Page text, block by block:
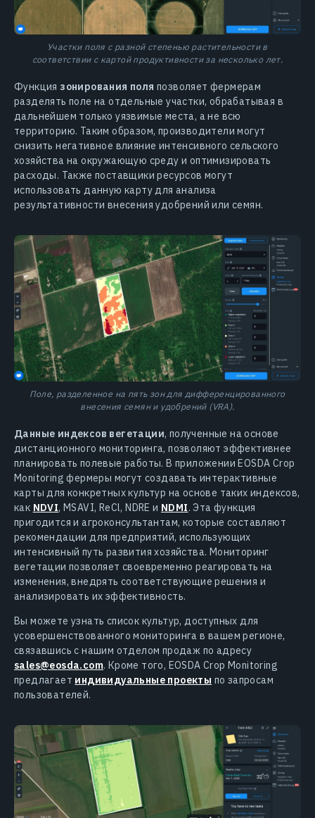
Участки поля с разной степенью растительности в
соответствии с картой продуктивности за несколько лет.
Функциязонирования поля позволяет фермерам
разделять поле на отдельные участки, обрабатывая в
дальнейшем только уязвимые места, а не всю
территорию. Таким образом, производители могут
снизить негативное влияние интенсивного сельского
хозяйства на окружающую среду и оптимизировать
расходы. Также поставщики ресурсов могут
использовать данную карту для анализа
результативности внесения удобрений или семян.
Поле, разделенное на пять зон для дифференцированного
внесения семян и удобрений (VRA).
Данные индексов вегетации, полученные на основе
дистанционного мониторинга, позволяют эффективнее
планировать полевые работы. В приложении EOSDA Crop
Monitoring фермеры могут создавать интерактивные
карты для конкретных культур на основе таких индексов,
как NDVI, MSAVI, ReCl, NDRE и NDMI. Эта функция
пригодится и агроконсультантам, которые составляют
рекомендации для предприятий, использующих
интенсивный путь развития хозяйства. Мониторинг
вегетации позволяет своевременно реагировать на
изменения, внедрять соответствующие решения и
анализировать их эффективность.
Вы можете узнать список культур, доступных для
усовершенствованного мониторинга в вашем регионе,
связавшись с нашим отделом продаж по адресу
sales@eosda.com. Кроме того, EOSDA Crop Monitoring
предлагает индивидуальные проекты по запросам
пользователей.